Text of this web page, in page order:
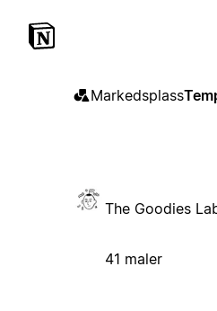
Markedsplass
The Goodies
41 maler